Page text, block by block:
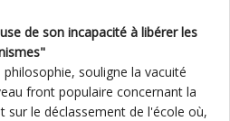
de son incapacité à libérer les
souligne la vacuité
front populaire concernant la
sur le déclassement de l'école où,